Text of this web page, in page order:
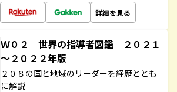
詳細を見る
Ｗ０２ 世界の指導者図鑑 ２０２１
～２０２２年版
２０８の国と地域のリーダーを経歴ととも
に解説